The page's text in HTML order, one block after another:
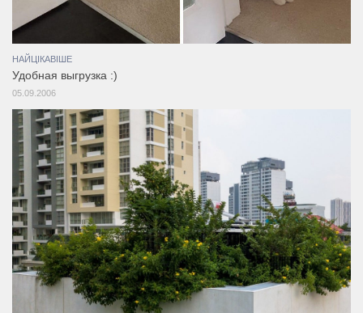
НАЙЦІКАВІШЕ
Удобная выгрузка :)
05.09.2006